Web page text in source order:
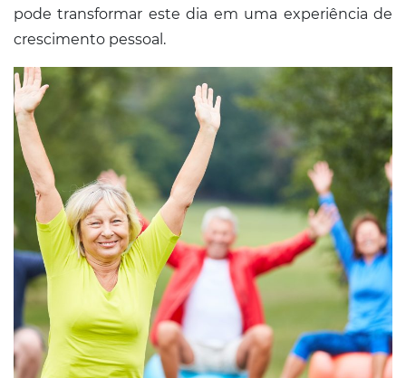
pode transformar este dia em uma experiência de
crescimento pessoal.